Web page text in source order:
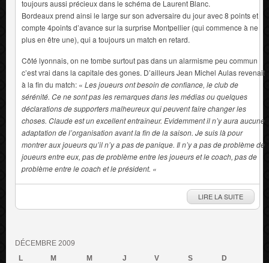
toujours aussi précieux dans le schéma de Laurent Blanc.
Bordeaux prend ainsi le large sur son adversaire du jour avec 8 points et
compte 4points d’avance sur la surprise Montpellier (qui commence à ne
plus en être une), qui a toujours un match en retard.
Côté lyonnais, on ne tombe surtout pas dans un alarmisme peu commun
c’est vrai dans la capitale des gones. D’ailleurs Jean Michel Aulas revenait
à la fin du match: « Les joueurs ont besoin de confiance, le club de
sérénité. Ce ne sont pas les remarques dans les médias ou quelques
déclarations de supporters malheureux qui peuvent faire changer les
choses. Claude est un excellent entraîneur. Evidemment il n’y aura aucune
adaptation de l’organisation avant la fin de la saison. Je suis là pour
montrer aux joueurs qu’il n’y a pas de panique. Il n’y a pas de problème de
joueurs entre eux, pas de problème entre les joueurs et le coach, pas de
problème entre le coach et le président. «
LIRE LA SUITE
DÉCEMBRE 2009
L
M M J V S D